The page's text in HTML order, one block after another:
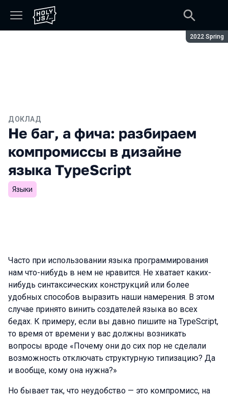
Сезон:
2022 Spring
ДОКЛАД
Не баг, а фича: разбираем
компромиссы в дизайне
языка TypeScript
Языки
Часто при использовании языка программирования
нам что-нибудь в нем не нравится. Не хватает каких-
нибудь синтаксических конструкций или более
удобных способов выразить наши намерения. В этом
случае принято винить создателей языка во всех
бедах. К примеру, если вы давно пишите на TypeScript,
то время от времени у вас должны возникать
вопросы вроде «Почему они до сих пор не сделали
возможность отключать структурную типизацию? Да
и вообще, кому она нужна?»
Но бывает так, что неудобство — это компромисс, на